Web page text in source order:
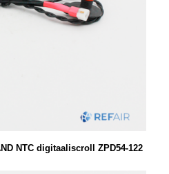
NTC digitaaliscroll ZPD54-122